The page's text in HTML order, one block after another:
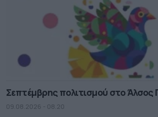
Σεπτέμβρης πολιτισμού στο Άλσος
09.08.2026 - 08.20